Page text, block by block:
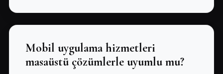
Mobil uygulama hizmetleri
masaüstü çözümlerle uyumlu mu?